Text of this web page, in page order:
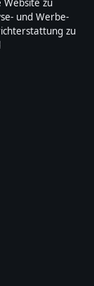
Wirtschaft,
Jeder Artikel
zu
und Werbe-
zu